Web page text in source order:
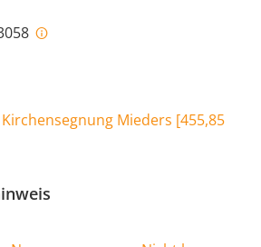
Mieders [455,85